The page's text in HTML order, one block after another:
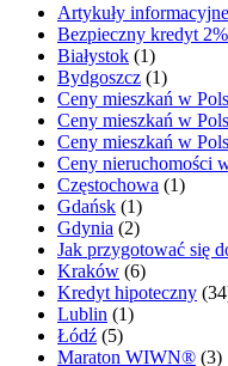
Artykuły informacyjne
Bezpieczny kredyt 2%
Białystok (1)
Bydgoszcz (1)
Ceny mieszkań w
Ceny mieszkań w
Ceny mieszkań w
Ceny nieruchomości
Częstochowa (1)
Gdańsk (1)
Gdynia (2)
Jak przygotować się
Kraków (6)
Kredyt hipoteczny
Lublin (1)
Łódź (5)
Maraton WIWN® (3)